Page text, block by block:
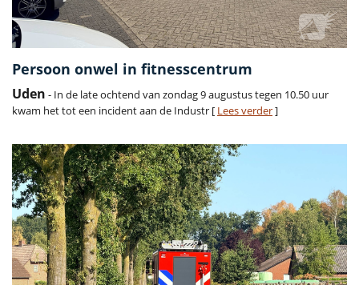
Persoon onwel in fitnesscentrum
Uden - In de late ochtend van zondag 9 augustus tegen 10.50 uur
kwam het tot een incident aan de Industr [ Lees verder]